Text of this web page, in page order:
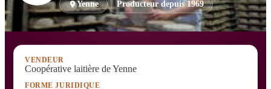
Yenne Producteur depuis 1969
VENDEUR
Coopérative laitière de Yenne
FORME JURIDIQUE